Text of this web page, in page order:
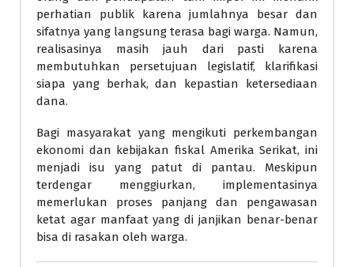
perhatian publik karena jumlahnya besar dan
sifatnya yang langsung terasa bagi warga. Namun,
realisasinya masih jauh dari pasti karena
membutuhkan persetujuan legislatif, klarifikasi
siapa yang berhak, dan kepastian ketersediaan
dana.
Bagi masyarakat yang mengikuti perkembangan
ekonomi dan kebijakan fiskal Amerika Serikat, ini
menjadi isu yang patut di pantau. Meskipun
terdengar menggiurkan, implementasinya
memerlukan proses panjang dan pengawasan
ketat agar manfaat yang di janjikan benar-benar
bisa di rasakan oleh warga.